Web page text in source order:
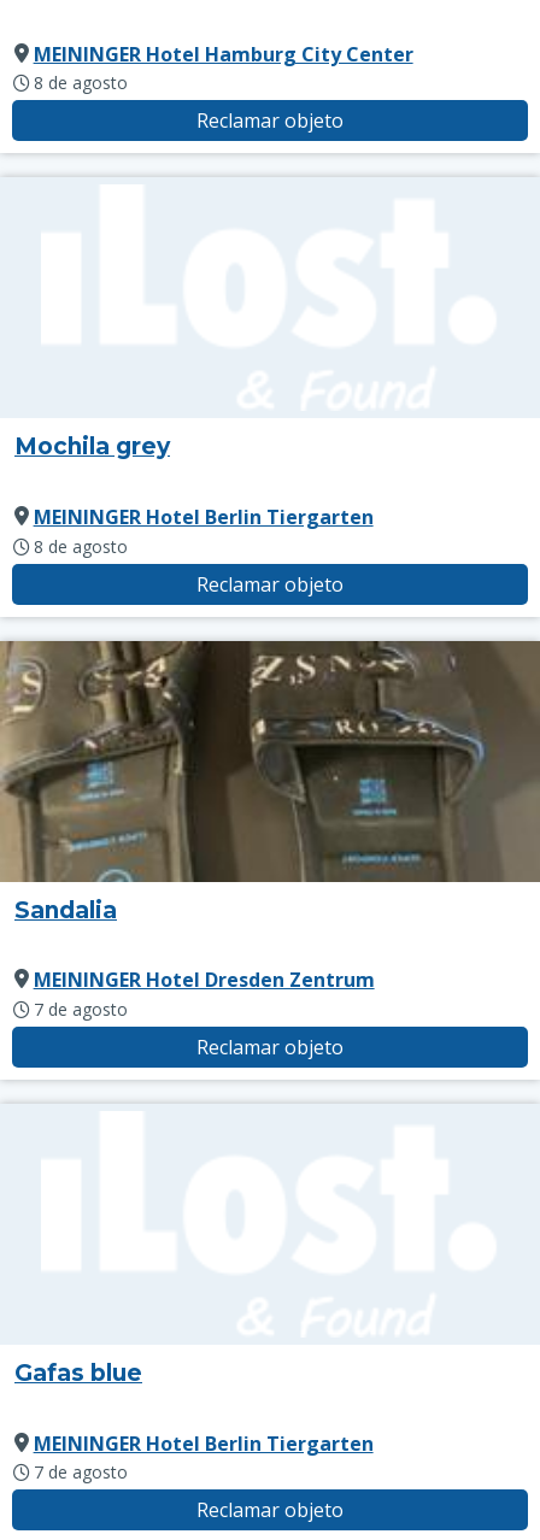
MEININGER Hotel Hamburg City Center
8 de agosto
Reclamar objeto
Mochila grey
MEININGER Hotel Berlin Tiergarten
8 de agosto
Reclamar objeto
Sandalia
MEININGER Hotel Dresden Zentrum
7 de agosto
Reclamar objeto
Gafas blue
MEININGER Hotel Berlin Tiergarten
7 de agosto
Reclamar objeto